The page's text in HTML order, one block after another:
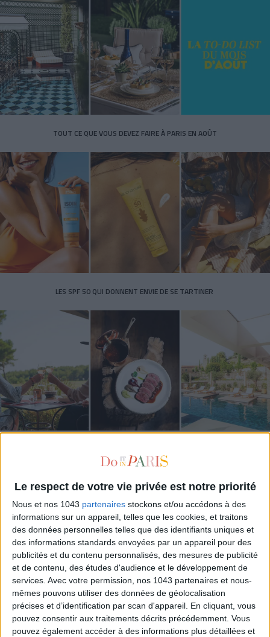
Le respect de votre vie privée est notre priorité
Nous et nos 1043 partenaires stockons et/ou accédons à des
informations sur un appareil, telles que les cookies, et traitons
des données personnelles telles que des identifiants uniques et
des informations standards envoyées par un appareil pour des
publicités et du contenu personnalisés, des mesures de publicité
et de contenu, des études d'audience et le développement de
services. Avec votre permission, nos 1043 partenaires et nous-
mêmes pouvons utiliser des données de géolocalisation
précises et d’identification par scan d'appareil. En cliquant, vous
pouvez consentir aux traitements décrits précédemment. Vous
pouvez également accéder à des informations plus détaillées et
TOUT CE QUE VOUS DEVEZ FAIRE À PARIS EN AOÛT
LES SPF 50 QUI DONNENT ENVIE DE SE TARTINER
5 BONS ROMANS EN FORMAT POCHE À DÉVORER CET ÉTÉ